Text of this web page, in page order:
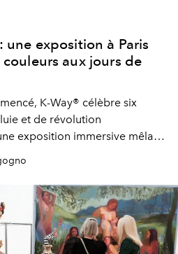
une exposition à Paris
aux jours de
K-Way® célèbre six
et de révolution
exposition immersive mêlant